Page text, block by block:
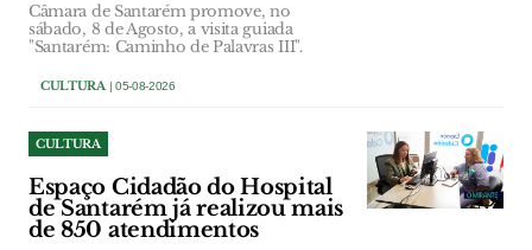
Câmara de Santarém promove, no
sábado, 8 de Agosto, a visita guiada
"Santarém: Caminho de Palavras III".
CULTURA| 05-08-2026
CULTURA
Espaço Cidadão do Hospital
de Santarém já realizou mais
de 850 atendimentos